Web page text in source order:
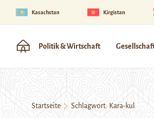
Kasachstan Kirgistan
Politik & Wirtschaft
Startseite Schlagwort: Kara-kul